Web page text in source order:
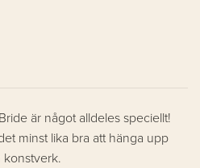
är något alldeles speciellt!
minst lika bra att hänga upp